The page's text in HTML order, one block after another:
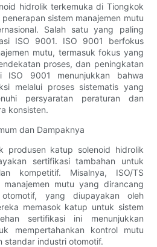
hidrolik terkemuka di Tiongkok
sistem manajemen mutu
Salah satu yang paling
ISO 9001. ISO 9001 berfokus
mutu, termasuk fokus yang
proses, dan peningkatan
ISO 9001 menunjukkan bahwa
melalui proses sistematis yang
persyaratan peraturan dan
konsisten.
dan Dampaknya
produsen katup solenoid hidrolik
sertifikasi tambahan untuk
kompetitif. Misalnya, ISO/TS
mutu yang dirancang
yang diupayakan oleh
memasok katup untuk sistem
sertifikasi ini menunjukkan
mempertahankan kontrol mutu
standar industri otomotif.